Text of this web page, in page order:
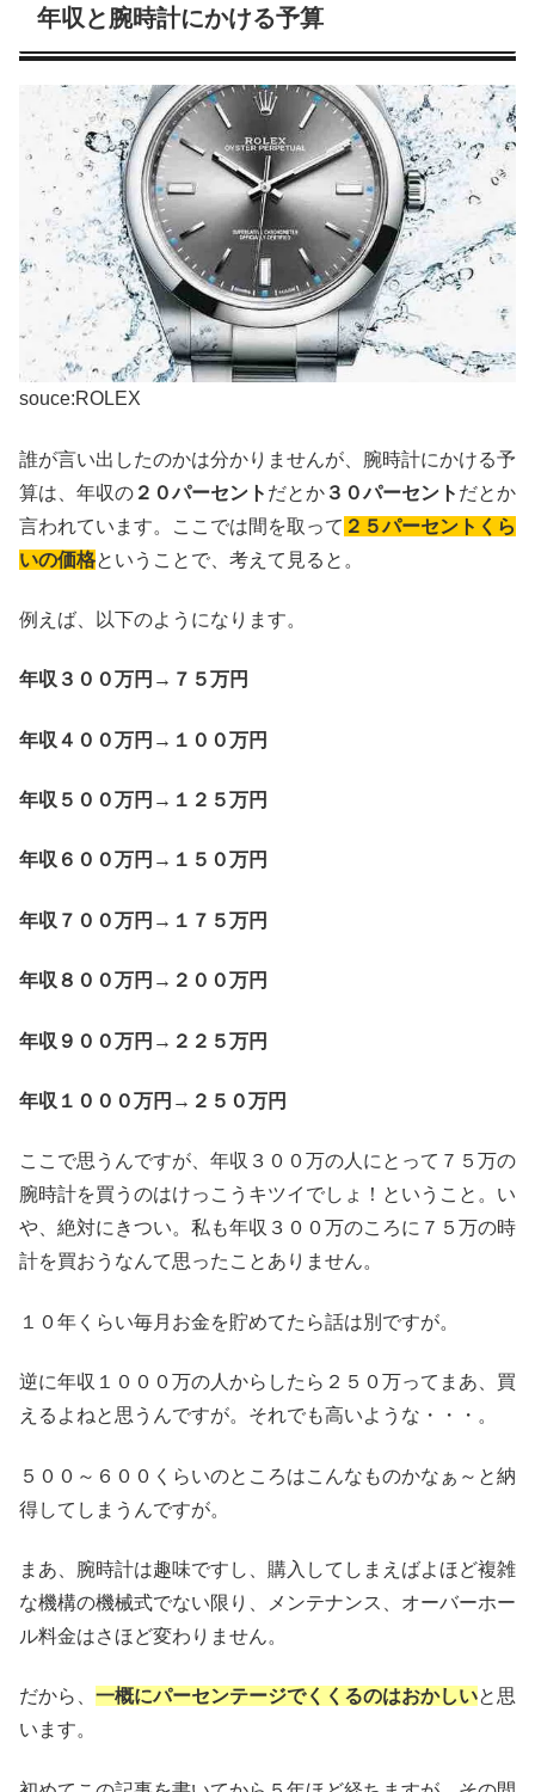
年収と腕時計にかける予算
souce:ROLEX
誰が言い出したのかは分かりませんが、腕時計にかける予
算は、年収の ２０パーセント だとか ３０パーセント だとか
言われています。ここでは間を取って ２５パーセントくら
いの価格ということで、考えて見ると。
例えば、以下のようになります。
年収３００万円→７５万円
年収４００万円→１００万円
年収５００万円→１２５万円
年収６００万円→１５０万円
年収７００万円→１７５万円
年収８００万円→２００万円
年収９００万円→２２５万円
年収１０００万円→２５０万円
ここで思うんですが、年収３００万の人にとって７５万の
腕時計を買うのはけっこうキツイでしょ！ということ。い
や、絶対にきつい。私も年収３００万のころに７５万の時
計を買おうなんて思ったことありません。
１０年くらい毎月お金を貯めてたら話は別ですが。
逆に年収１０００万の人からしたら２５０万ってまあ、買
えるよねと思うんですが。それでも高いような・・・。
５００～６００くらいのところはこんなものかなぁ～と納
得してしまうんですが。
まあ、腕時計は趣味ですし、購入してしまえばよほど複雑
な機構の機械式でない限り、メンテナンス、オーバーホー
ル料金はさほど変わりません。
だから、 一概にパーセンテージでくくるのはおかしいと思
います。